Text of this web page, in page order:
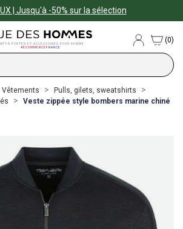
| Jusqu'à -50% sur la sélection
À-PORTER ET ACCESSOIRES POUR HOMME
#ECOMMERCEFRANCE
(0)
Vêtements
Pulls, gilets, sweatshirts
Veste zippée style bombers marine chiné